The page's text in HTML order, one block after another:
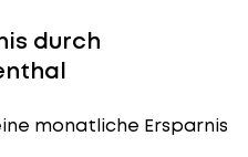
durch
monatliche Ersparnis